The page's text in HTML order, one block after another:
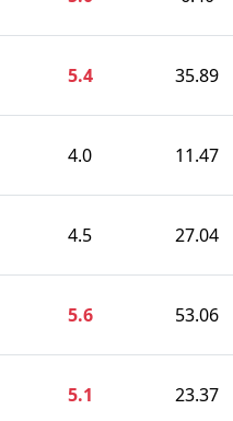
5.4 35.89
4.0 11.47
4.5 27.04
5.6 53.06
5.1 23.37